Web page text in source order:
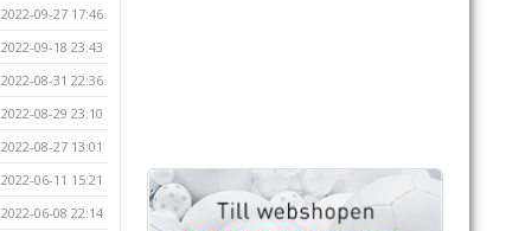
2022-09-27 17:46
2022-09-18 23:43
2022-08-31 22:36
2022-08-29 23:10
2022-08-27 13:01
2022-06-11 15:21
2022-06-08 22:14